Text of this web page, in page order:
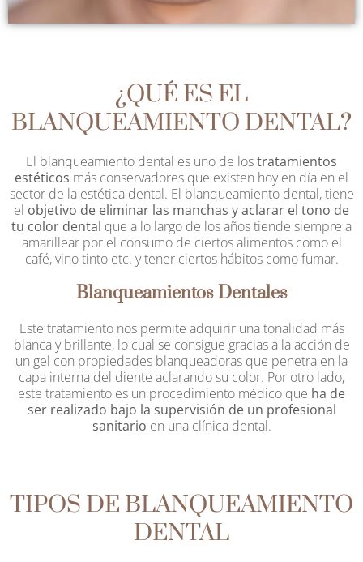
¿QUÉ ES EL
BLANQUEAMIENTO DENTAL?
El blanqueamiento dental es uno de lostratamientos
estéticos más conservadores que existen hoy en día en el
sector de la estética dental. El blanqueamiento dental, tiene
el objetivo de eliminar las manchas y aclarar el tono de
tu color dental que a lo largo de los años tiende siempre a
amarillear por el consumo de ciertos alimentos como el
café, vino tinto etc. y tener ciertos hábitos como fumar.
Blanqueamientos Dentales
Este tratamiento nos permite adquirir una tonalidad más
blanca y brillante, lo cual se consigue gracias a la acción de
un gel con propiedades blanqueadoras que penetra en la
capa interna del diente aclarando su color. Por otro lado,
este tratamiento es un procedimiento médico que ha de
ser realizado bajo la supervisión de un profesional
sanitario en una clínica dental.
TIPOS DE BLANQUEAMIENTO
DENTAL